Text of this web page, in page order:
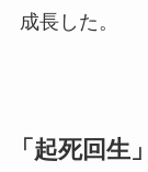
成長した。
「起死回生